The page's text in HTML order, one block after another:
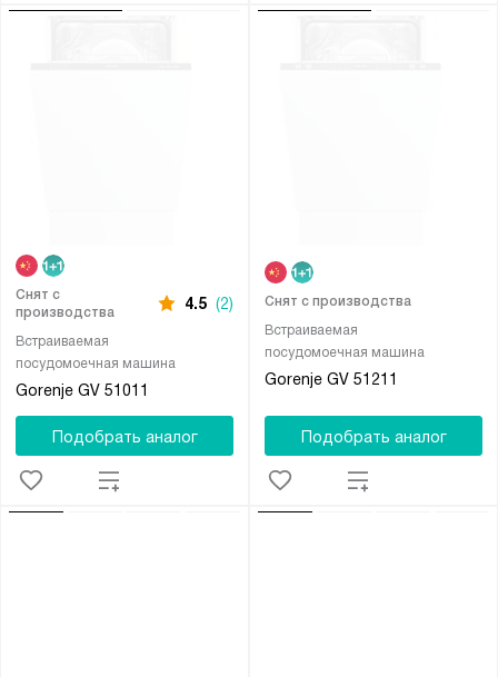
Встраиваемая
посудомоечная машина
Gorenje GV 51011
Снят с
производства
4.5 (2)
Подобрать аналог
Встраиваемая
посудомоечная машина
Gorenje GV 51211
Снят с производства
Подобрать аналог